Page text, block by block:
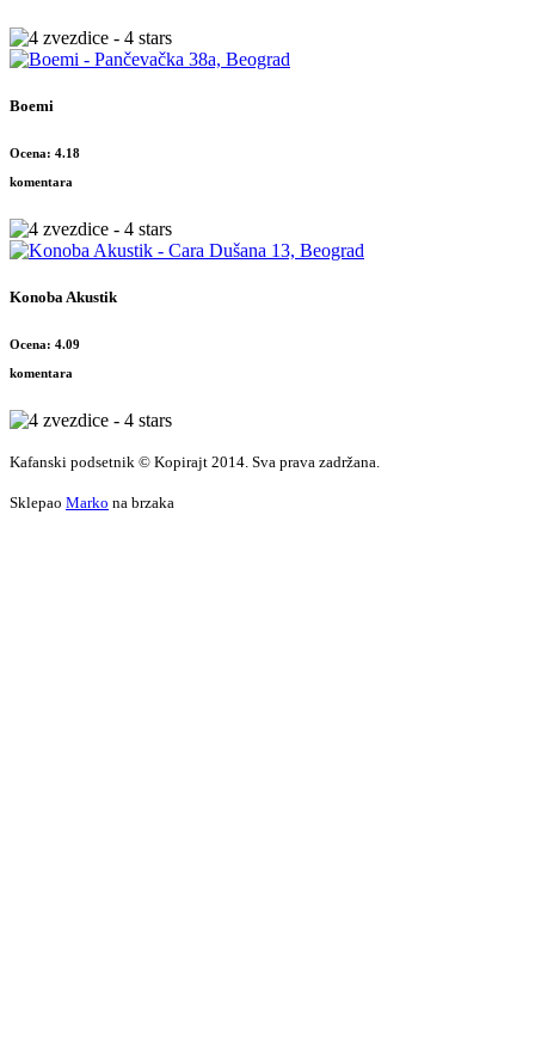
Boemi
Ocena: 4.18
komentara
Konoba Akustik
Ocena: 4.09
komentara
Kafanski podsetnik © Kopirajt 2014. Sva prava zadržana.
Sklepao Marko na brzaka